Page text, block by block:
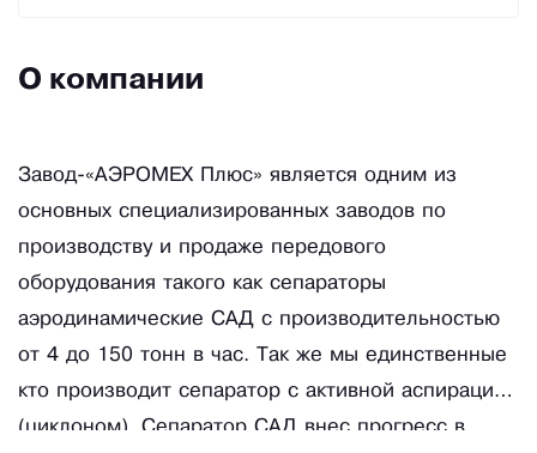
О компании
Завод-«АЭРОМЕХ Плюс» является одним из
основных специализированных заводов по
производству и продаже передового
оборудования такого как сепараторы
аэродинамические САД с производительностью
от 4 до 150 тонн в час. Так же мы единственные
кто производит сепаратор с активной аспирацией
(циклоном). Сепаратор САД внес прогресс в